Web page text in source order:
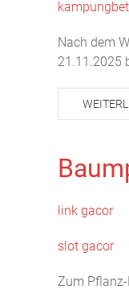
kampungbet
Nach dem
21.11.2025
link gacor
slot gacor
Zum Pflanz-